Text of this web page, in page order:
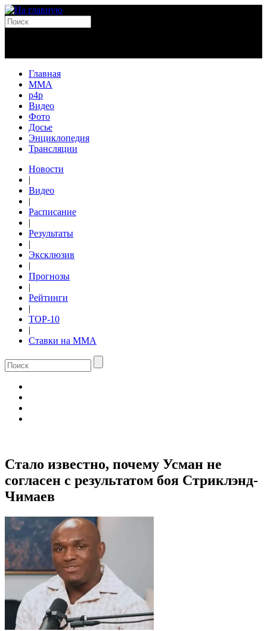
Главная
MMA
p4p
Видео
Фото
Досье
Энциклопедия
Трансляции
Новости
|
Видео
|
Расписание
|
Результаты
|
Эксклюзив
|
Прогнозы
|
Рейтинги
|
TOP-10
|
Ставки на ММА
Стало известно, почему Усман не
согласен с результатом боя Стриклэнд-
Чимаев